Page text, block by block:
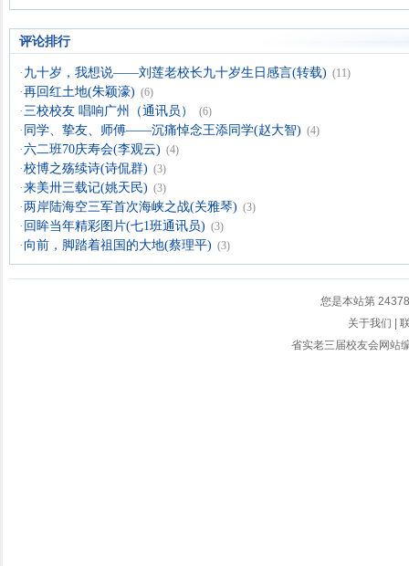
评论排行
· 九十岁，我想说——刘莲老校长九十岁生日感言(转载) (11)
·再回红土地(朱颖濠) (6)
·三校校友 唱响广州（通讯员） (6)
· 同学、挚友、师傅——沉痛悼念王添同学(赵大智) (4)
·六二班70庆寿会(李观云) (4)
·校博之殇续诗(诗侃群) (3)
·来美卅三载记(姚天民) (3)
· 两岸陆海空三军首次海峡之战(关雅琴) (3)
· 回眸当年精彩图片(七1班通讯员) (3)
· 向前，脚踏着祖国的大地(蔡理平) (3)
您是本站第
关于我们
省实老三届校友会网站